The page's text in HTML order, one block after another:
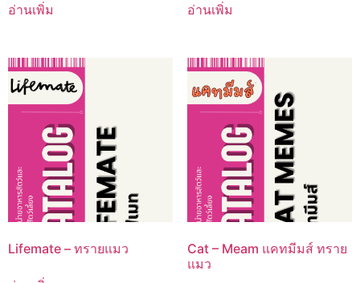
อ่านเพิ่ม อ่านเพิ่ม
Lifemate – ทรายแมว
Cat – Meam แคทมีมส์ ทราย
แมว